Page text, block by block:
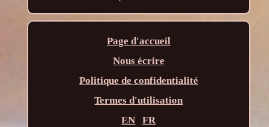
Page d'accueil
Nous écrire
Politique de confidentialité
Termes d'utilisation
EN
FR